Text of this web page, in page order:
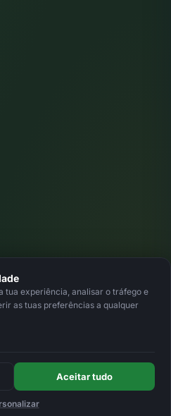
reservados.
tua experiência, analisar o tráfego e
as tuas preferências a qualquer
Aceitar tudo